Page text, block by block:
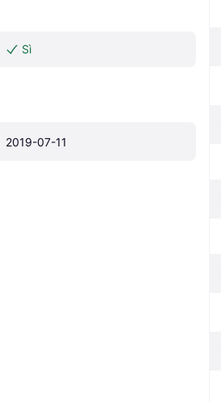
Sì
2019-07-11